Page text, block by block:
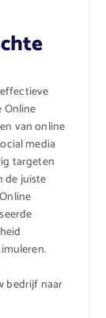
Online
van online
media
targeten
de juiste
bedrijf naar